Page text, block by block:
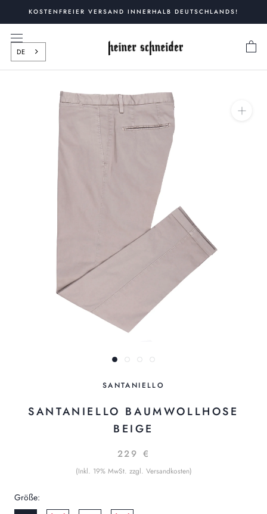
springen
KOSTENFREIER VERSAND INNERHALB DEUTSCHLANDS!
DE
SANTANIELLO
SANTANIELLO BAUMWOLLHOSE
BEIGE
229 €
(Inkl. 19% MwSt. zzgl. Versandkosten)
Größe: